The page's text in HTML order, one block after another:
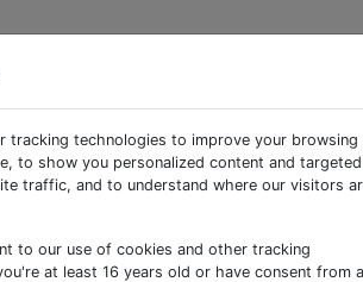
das
in der es
tracking technologies to improve your browsing
to show you personalized content and targeted
traffic, and to understand where our visitors
to our use of cookies and other tracking
at least 16 years old or have consent from a